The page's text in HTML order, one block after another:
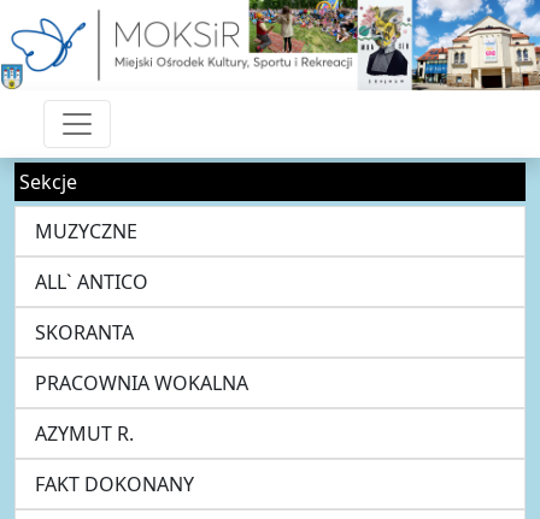
Sekcje
MUZYCZNE
ALL` ANTICO
SKORANTA
PRACOWNIA WOKALNA
AZYMUT R.
FAKT DOKONANY